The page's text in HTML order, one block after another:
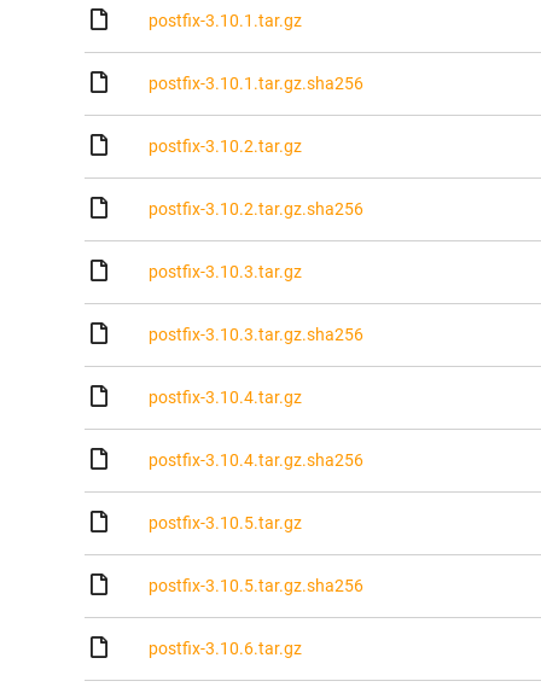
postfix-3.10.1.tar.gz
postfix-3.10.1.tar.gz.sha256
postfix-3.10.2.tar.gz
postfix-3.10.2.tar.gz.sha256
postfix-3.10.3.tar.gz
postfix-3.10.3.tar.gz.sha256
postfix-3.10.4.tar.gz
postfix-3.10.4.tar.gz.sha256
postfix-3.10.5.tar.gz
postfix-3.10.5.tar.gz.sha256
postfix-3.10.6.tar.gz